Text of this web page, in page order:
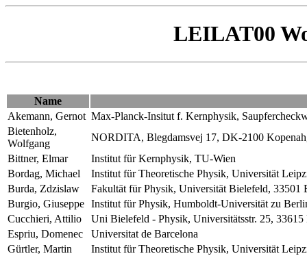
LEILAT00
Name
Akemann, Gernot Max-Planck-Insitut f. Kernphysik,
Bietenholz,
Wolfgang
NORDITA, Blegdamsvej 17, DK-2100
Bittner, Elmar
Institut für Kernphysik, TU-Wien
Bordag, Michael
Institut für Theoretische Physik, Universität
Burda, Zdzislaw
Fakultät für Physik, Universität Bielefeld, 33501
Burgio, Giuseppe Institut für Physik, Humboldt-Universität zu
Cucchieri, Attilio
Uni Bielefeld - Physik, Universitätsstr. 25, 33615
Espriu, Domenec
Universitat de Barcelona
Gürtler, Martin
Institut für Theoretische Physik, Universität